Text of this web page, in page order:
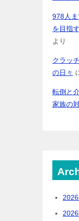
978人
を目指
より
クラッ
の日々
転倒と
家族の